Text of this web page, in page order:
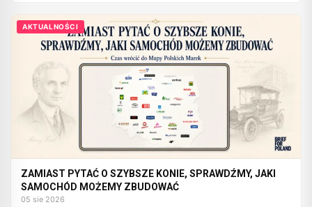
AKTUALNOŚCI
ZAMIAST PYTAĆ O SZYBSZE KONIE, SPRAWDŹMY, JAKI
SAMOCHÓD MOŻEMY ZBUDOWAĆ
05 sie 2026